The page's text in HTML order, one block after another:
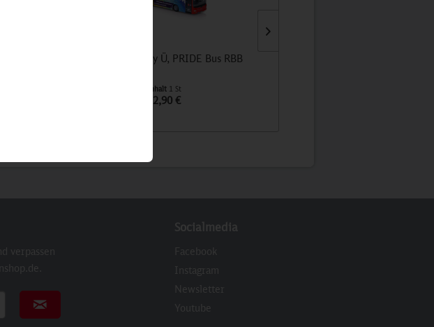
MAN Lion's City Ü, PRIDE Bus RBB
Inhalt 1 St
32,90 €
verpassen
Newsletter abonnieren
Socialmedia
Facebook
Instagram
Newsletter
Youtube